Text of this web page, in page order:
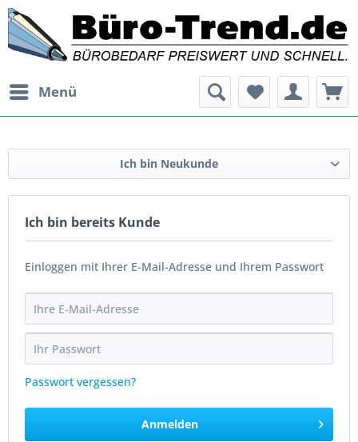
Menü
Ich bin Neukunde
Ich bin bereits Kunde
Einloggen mit Ihrer E-Mail-Adresse und Ihrem Passwort
Passwort vergessen?
Anmelden